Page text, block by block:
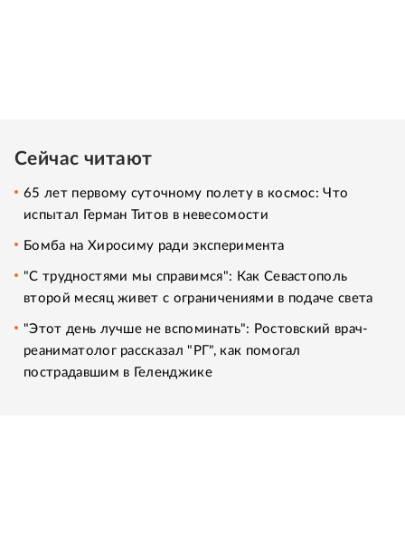
Сейчас читают
65 лет первому суточному полету в космос: Что
испытал Герман Титов в невесомости
Бомба на Хиросиму ради эксперимента
"С трудностями мы справимся": Как Севастополь
второй месяц живет с ограничениями в подаче света
"Этот день лучше не вспоминать": Ростовский врач-
реаниматолог рассказал "РГ", как помогал
пострадавшим в Геленджике